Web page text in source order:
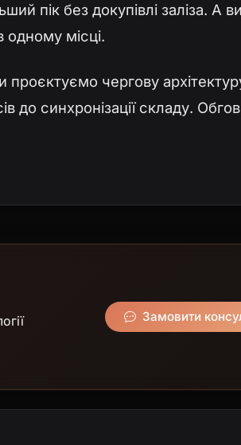
пік без докупівлі заліза. А ви
одному місці.
чергову
до синхронізації складу.
Замовити